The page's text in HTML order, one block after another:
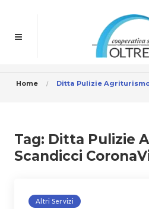
Home Ditta Pulizie
Tag: Ditta Pulizie
Scandicci
Altri Servizi